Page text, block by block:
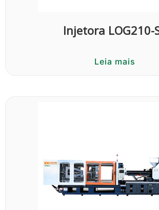
Injetora LOG210-
Leia mais